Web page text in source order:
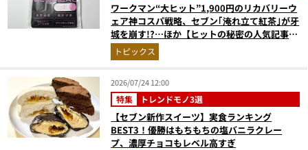
ワークマン“大ヒット”1,900円のリカバリーウ
ェア神コスパ戦略、セブン｢淹れ立て紅茶｣が牙
城を崩す!?…ほか【ヒットの秘密の人気記事ラ
ンキングベスト3】（2026年6月版）
トピックス
2026/07/24 12:00
特集 トレンドモノ3選
【セブン新作スイーツ】実食ランキング
BEST3！優勝はもちもちの塩バニラクレー
プ、濃厚チョコもレベル高すぎ